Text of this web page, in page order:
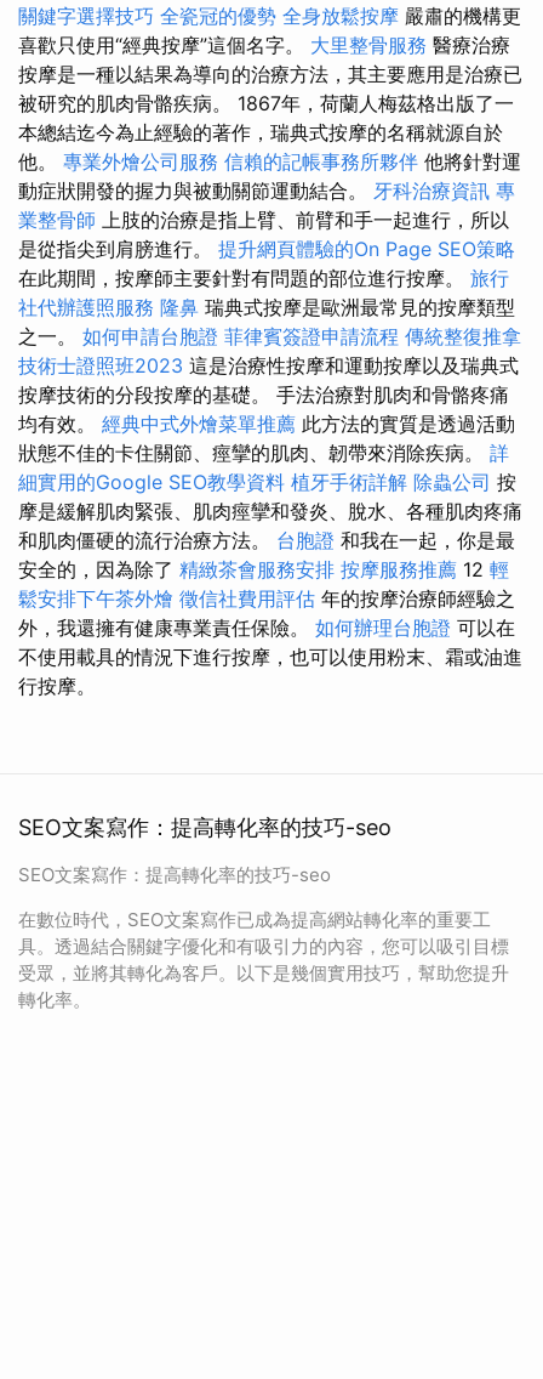
關鍵字選擇技巧 全瓷冠的優勢 全身放鬆按摩 嚴肅的機構更
喜歡只使用“經典按摩”這個名字。 大里整骨服務 醫療治療
按摩是一種以結果為導向的治療方法，其主要應用是治療已
被研究的肌肉骨骼疾病。 1867年，荷蘭人梅茲格出版了一
本總結迄今為止經驗的著作，瑞典式按摩的名稱就源自於
他。 專業外燴公司服務 信賴的記帳事務所夥伴 他將針對運
動症狀開發的握力與被動關節運動結合。 牙科治療資訊 專
業整骨師 上肢的治療是指上臂、前臂和手一起進行，所以
是從指尖到肩膀進行。 提升網頁體驗的On Page SEO策略
在此期間，按摩師主要針對有問題的部位進行按摩。 旅行
社代辦護照服務 隆鼻 瑞典式按摩是歐洲最常見的按摩類型
之一。 如何申請台胞證 菲律賓簽證申請流程 傳統整復推拿
技術士證照班2023 這是治療性按摩和運動按摩以及瑞典式
按摩技術的分段按摩的基礎。 手法治療對肌肉和骨骼疼痛
均有效。 經典中式外燴菜單推薦 此方法的實質是透過活動
狀態不佳的卡住關節、痙攣的肌肉、韌帶來消除疾病。 詳
細實用的Google SEO教學資料 植牙手術詳解 除蟲公司 按
摩是緩解肌肉緊張、肌肉痙攣和發炎、脫水、各種肌肉疼痛
和肌肉僵硬的流行治療方法。 台胞證 和我在一起，你是最
安全的，因為除了 精緻茶會服務安排 按摩服務推薦 12 輕
鬆安排下午茶外燴 徵信社費用評估 年的按摩治療師經驗之
外，我還擁有健康專業責任保險。 如何辦理台胞證 可以在
不使用載具的情況下進行按摩，也可以使用粉末、霜或油進
行按摩。
SEO文案寫作：提高轉化率的技巧-seo
SEO文案寫作：提高轉化率的技巧-seo
在數位時代，SEO文案寫作已成為提高網站轉化率的重要工
具。透過結合關鍵字優化和有吸引力的內容，您可以吸引目標
受眾，並將其轉化為客戶。以下是幾個實用技巧，幫助您提升
轉化率。